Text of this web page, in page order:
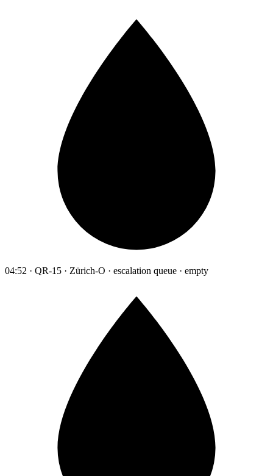
04:52 · QR-15 · Zürich-O · escalation queue · empty